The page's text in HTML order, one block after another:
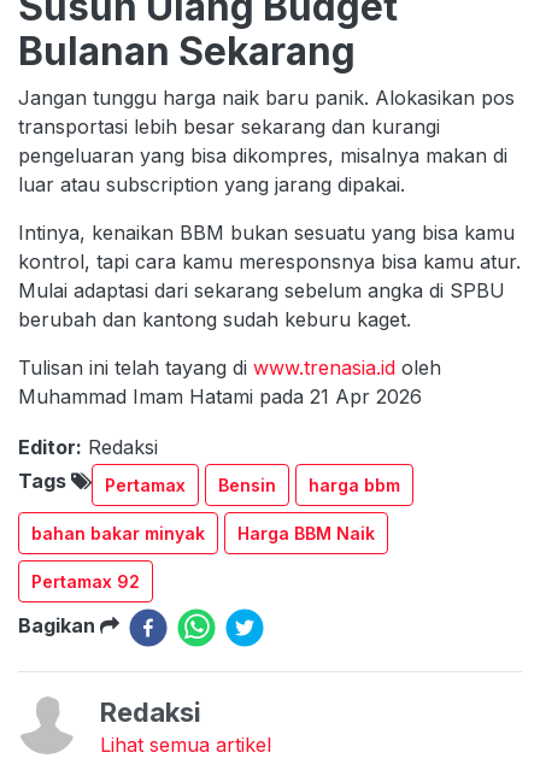
Bulanan Sekarang
Jangan tunggu harga naik baru panik. Alokasikan pos
transportasi lebih besar sekarang dan kurangi
pengeluaran yang bisa dikompres, misalnya makan di
luar atau subscription yang jarang dipakai.
Intinya, kenaikan BBM bukan sesuatu yang bisa kamu
kontrol, tapi cara kamu meresponsnya bisa kamu atur.
Mulai adaptasi dari sekarang sebelum angka di SPBU
berubah dan kantong sudah keburu kaget.
Tulisan ini telah tayang di www.trenasia.id oleh
Muhammad Imam Hatami pada 21 Apr 2026
Editor: Redaksi
Tags
Pertamax Bensin harga bbm
bahan bakar minyak Harga BBM Naik
Pertamax 92
Bagikan
Redaksi
Lihat semua artikel